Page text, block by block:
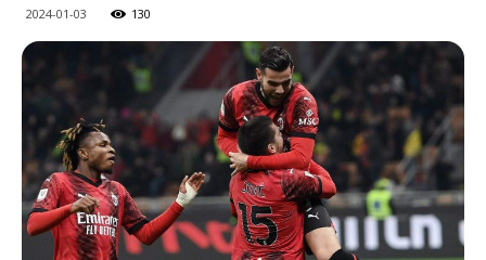
2024-01-03 130